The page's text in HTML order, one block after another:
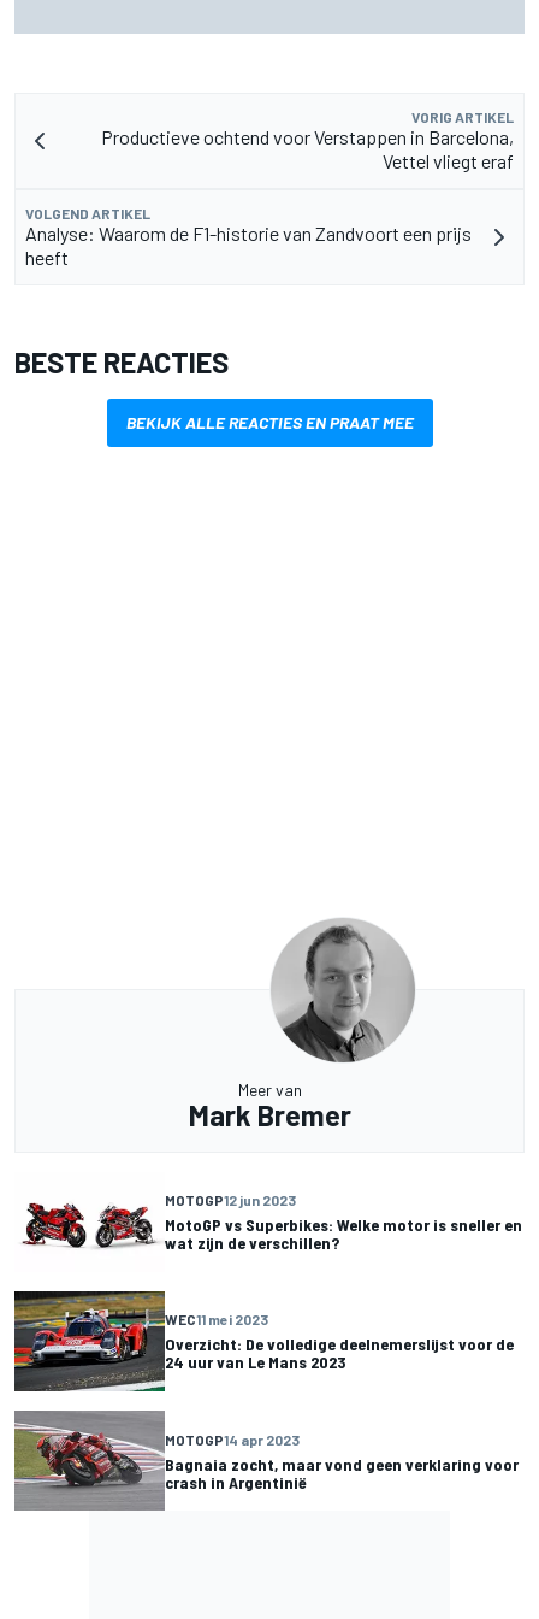
VORIG ARTIKEL
Productieve ochtend voor Verstappen in Barcelona,
Vettel vliegt eraf
VOLGEND ARTIKEL
Analyse: Waarom de F1-historie van Zandvoort een prijs
heeft
BESTE REACTIES
BEKIJK ALLE REACTIES EN PRAAT MEE
Meer van
Mark Bremer
MOTOGP12 jun 2023
MotoGP vs Superbikes: Welke motor is sneller en
wat zijn de verschillen?
WEC11 mei 2023
Overzicht: De volledige deelnemerslijst voor de
24 uur van Le Mans 2023
MOTOGP14 apr 2023
Bagnaia zocht, maar vond geen verklaring voor
crash in Argentinië